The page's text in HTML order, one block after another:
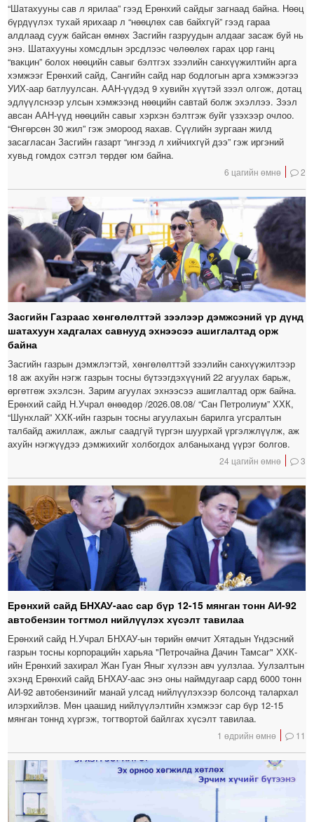
“Шатахууны сав л ярилаа” гээд Ерөнхий сайдыг загнаад байна. Нөөц
бүрдүүлэх тухай ярихаар л “нөөцлөх сав байхгүй” гээд гараа
алдлаад сууж байсан өмнөх Засгийн газруудын алдааг засаж буй нь
энэ. Шатахууны хомсдлын эрсдлээс чөлөөлөх гарах цор ганц
“вакцин” болох нөөцийн савыг бэлтгэх зээлийн санхүүжилтийн арга
хэмжээг Ерөнхий сайд, Сангийн сайд нар бодлогын арга хэмжээгээ
УИХ-аар батлуулсан. ААН-үүдэд 9 хувийн хүүтэй зээл олгож, дотац
эдлүүлснээр улсын хэмжээнд нөөцийн савтай болж эхэллээ. Зээл
авсан ААН-үүд нөөцийн савыг хэрхэн бэлтгэж буйг үзэхээр очлоо.
“Өнгөрсөн 30 жил” гэж эмороод яахав. Сүүлийн зургаан жилд
засагласан Засгийн газарт “ингээд л хийчихгүй дээ” гэж иргэний
хувьд гомдох сэтгэл төрдөг юм байна.
6 цагийн өмнө 2
Засгийн Газраас хөнгөлөлттэй зээлээр дэмжсэний үр дүнд
шатахуун хадгалах савнууд эхнээсээ ашиглалтад орж
байна
Засгийн газрын дэмжлэгтэй, хөнгөлөлттэй зээлийн санхүүжилтээр
18 аж ахуйн нэгж газрын тосны бүтээгдэхүүний 22 агуулах барьж,
өргөтгөж эхэлсэн. Зарим агуулах эхнээсээ ашиглалтад орж байна.
Ерөнхий сайд Н.Учрал өнөөдөр /2026.08.08/ “Сан Петролиум” ХХК,
“Шунхлай” ХХК-ийн газрын тосны агуулахын барилга угсралтын
талбайд ажиллаж, ажлыг саадгүй түргэн шуурхай үргэлжлүүлж, аж
ахуйн нэгжүүдээ дэмжихийг холбогдох албаныханд үүрэг болгов.
24 цагийн өмнө 3
Ерөнхий сайд БНХАУ-аас сар бүр 12-15 мянган тонн АИ-92
автобензин тогтмол нийлүүлэх хүсэлт тавилаа
Ерөнхий сайд Н.Учрал БНХАУ-ын төрийн өмчит Хятадын Үндэсний
газрын тосны корпорацийн харьяа "Петрочайна Дачин Тамсаг" ХХК-
ийн Ерөнхий захирал Жан Гуан Яныг хүлээн авч уулзлаа. Уулзалтын
эхэнд Ерөнхий сайд БНХАУ-аас энэ оны наймдугаар сард 6000 тонн
АИ-92 автобензинийг манай улсад нийлүүлэхээр болсонд талархал
илэрхийлэв. Мөн цаашид нийлүүлэлтийн хэмжээг сар бүр 12-15
мянган тоннд хүргэж, тогтвортой байлгах хүсэлт тавилаа.
1 өдрийн өмнө 11